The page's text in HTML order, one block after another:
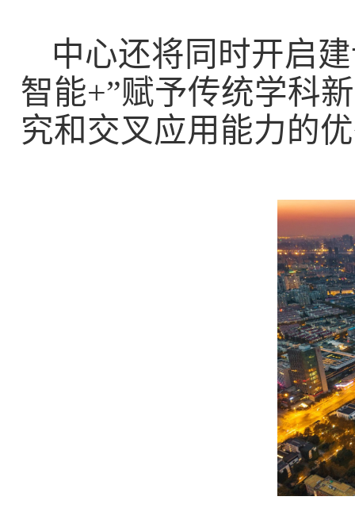
中心还将同时开启
智能+”赋予传统学科
究和交叉应用能力的